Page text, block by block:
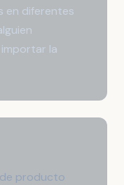
en diferentes
la
producto